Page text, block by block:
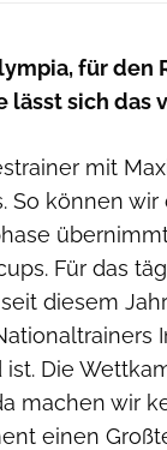
für den
lässt sich das
mit
So können
Für das
diesem
Die
machen wir
einen